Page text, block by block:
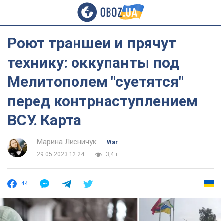
Роют траншеи и прячут
технику: оккупанты под
Мелитополем "суетятся"
перед контрнаступлением
ВСУ. Карта
Марина Лисничук
War
29.05.2023 12:24
3,4 т.
44